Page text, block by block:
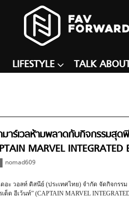
LIFESTYLE TALK
าร์เวลห้ามพลาดกับกิจกรรมสุด
MARVEL INTEGRATED
nomad609
อะ วอลท์ ดิสนีย์ (ประเทศไทย) จำกัด จัดกิจกรรม
เต็ด อีเว้นท์” (CAPTAIN MARVEL